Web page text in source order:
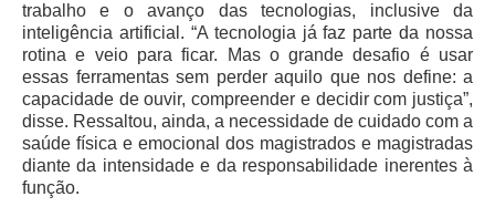
Comitê de Equidade de Raça, Gênero e Diversidade
Comitê PopRuaJud
Comissão de Justiça Itinerante
Comissão Permanente de Avaliação Documental
Automação e IA
trabalho e o avanço das tecnologias, inclusive da
inteligência artificial. “A tecnologia já faz parte da nossa
rotina e veio para ficar. Mas o grande desafio é usar
essas ferramentas sem perder aquilo que nos define: a
capacidade de ouvir, compreender e decidir com justiça”,
disse. Ressaltou, ainda, a necessidade de cuidado com a
saúde física e emocional dos magistrados e magistradas
diante da intensidade e da responsabilidade inerentes à
função.